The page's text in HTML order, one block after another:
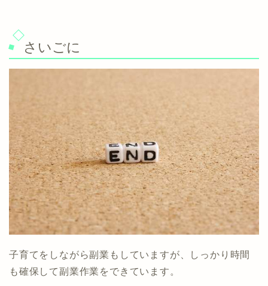
さいごに
子育てをしながら副業もしていますが、しっかり時間
も確保して副業作業をできています。